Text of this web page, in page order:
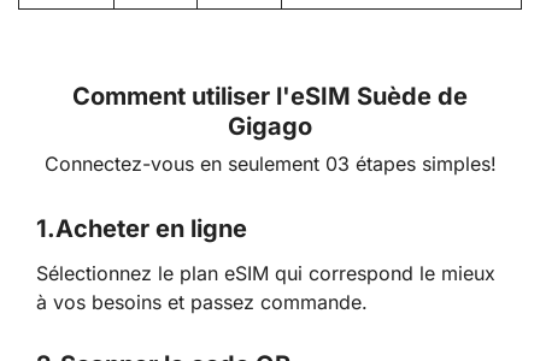
Comment utiliser l'eSIM Suède de
Gigago
Connectez-vous en seulement 03 étapes simples!
1.Acheter en ligne
Sélectionnez le plan eSIM qui correspond le mieux
à vos besoins et passez commande.